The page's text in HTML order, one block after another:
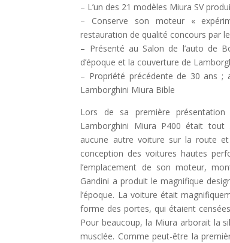
– L’un des 21 modèles Miura SV
– Conserve son moteur «
restauration de qualité concours par
– Présenté au Salon de l’auto de
d’époque et la couverture de
– Propriété précédente de 30 ans ;
Lamborghini Miura Bible
Lors de sa première
Lamborghini Miura P400 était tout
aucune autre voiture sur la route
conception des voitures hautes
l’emplacement de son moteur,
Gandini a produit le magnifique
l’époque. La voiture était
forme des portes, qui étaient
Pour beaucoup, la Miura arborait la
musclée. Comme peut-être la